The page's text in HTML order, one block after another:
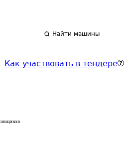
Найти машины
Как участвовать в тендере